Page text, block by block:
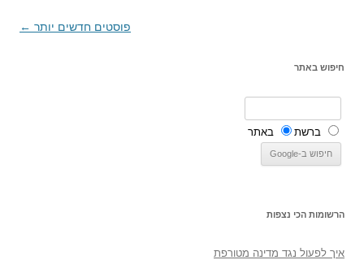
פוסטים חדשים יותר ←
חיפוש באתר
ברשת באתר
הרשומות הכי נצפות
איך לפעול נגד מדינה מטורפת